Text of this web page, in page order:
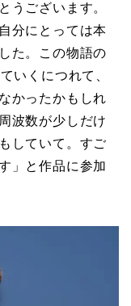
うございます。
分にとっては本
た。この物語の
いくにつれて、
かったかもしれ
波数が少しだけ
していて。すご
」と作品に参加